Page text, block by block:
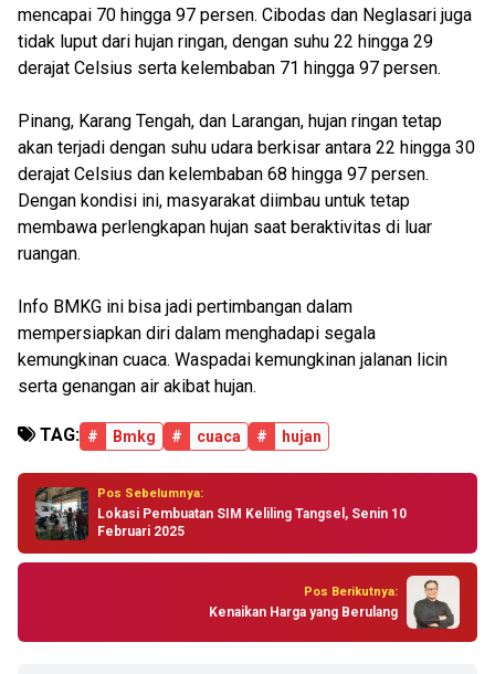
mencapai 70 hingga 97 persen. Cibodas dan Neglasari juga
tidak luput dari hujan ringan, dengan suhu 22 hingga 29
derajat Celsius serta kelembaban 71 hingga 97 persen.
Pinang, Karang Tengah, dan Larangan, hujan ringan tetap
akan terjadi dengan suhu udara berkisar antara 22 hingga 30
derajat Celsius dan kelembaban 68 hingga 97 persen.
Dengan kondisi ini, masyarakat diimbau untuk tetap
membawa perlengkapan hujan saat beraktivitas di luar
ruangan.
Info BMKG ini bisa jadi pertimbangan dalam
mempersiapkan diri dalam menghadapi segala
kemungkinan cuaca. Waspadai kemungkinan jalanan licin
serta genangan air akibat hujan.
TAG: # Bmkg # cuaca # hujan
Pos Sebelumnya:
Lokasi Pembuatan SIM Keliling Tangsel, Senin 10
Februari 2025
Pos Berikutnya:
Kenaikan Harga yang Berulang